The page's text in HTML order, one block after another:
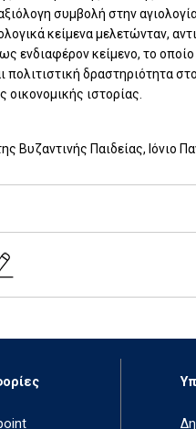
συμβολή στην
κείμενα μελετώνταν,
ενδιαφέρον κείμενο, το
πολιτιστική δραστηριότητα
οικονομικής ιστορίας.
Βυζαντινής Παιδείας, Ιόνιο